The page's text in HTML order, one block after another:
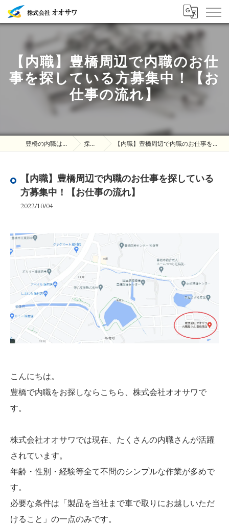
【内職】豊橋周辺で内職のお仕
事を探している方募集中！【お
仕事の流れ】
豊橋の内職は株式会社オオサワ 採用ブログ 【内職】豊橋周辺で内職のお仕事を探している方募集中！【お仕事の流れ】
【内職】豊橋周辺で内職のお仕事を探している
方募集中！【お仕事の流れ】
2022/10/04
こんにちは。
豊橋で内職をお探しならこちら、株式会社オオサワで
す。
株式会社オオサワでは現在、たくさんの内職さんが活躍
されています。
年齢・性別・経験等全て不問のシンプルな作業が多めで
す。
必要な条件は「製品を当社まで車で取りにお越しいただ
けること」の一点のみです。